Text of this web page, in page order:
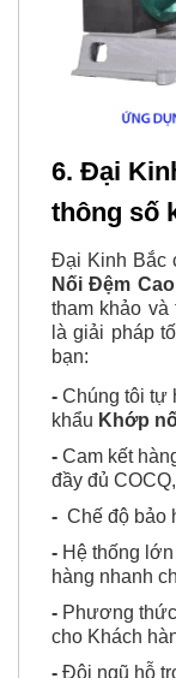
6. Đại
thông số
Đại Kinh Bắc
Nối Đệm
tham khảo và
là giải pháp
bạn:
- Chúng tôi tự
khẩu Khớp
- Cam kết
đầy đủ
- Chế độ bảo
- Hệ thống
hàng nhanh
- Phương
cho Khách
- Đội ngũ hỗ